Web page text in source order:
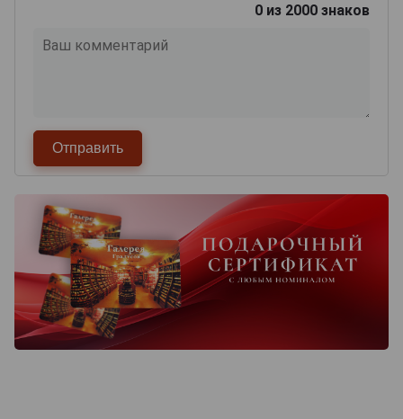
0 из 2000 знаков